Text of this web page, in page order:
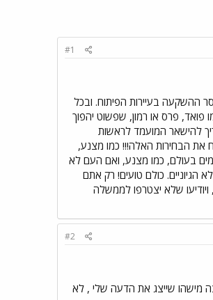
#1
ההשקעה בעיירות הפיתוח. ובכל
פרס או רמון, שפשוט יהפוך
להישאר המועמד לראשות
את הבחירות האלה!!! כמו מצנע,
בעולם, כמו מצנע, ואם העם לא
כולם טועים! רק אתם
על פרס, ויודיעו שלא יצטרפו לממשלה
#2
מישהו שייצג את הדעה שלי , לא